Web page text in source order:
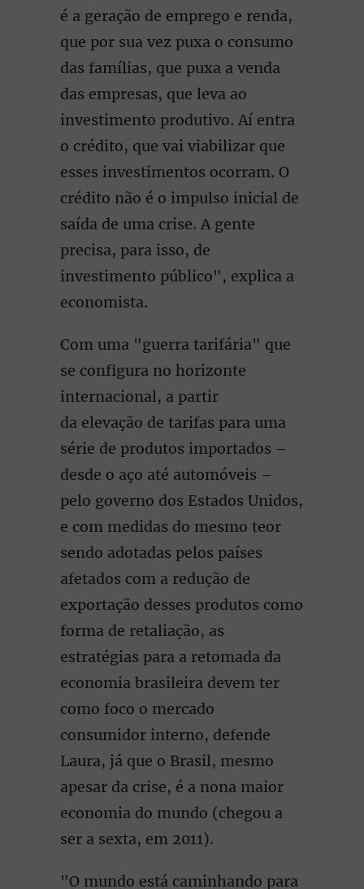
é a geração de emprego e renda,
que por sua vez puxa o consumo
das famílias, que puxa a venda
das empresas, que leva ao
investimento produtivo. Aí entra
o crédito, que vai viabilizar que
esses investimentos ocorram. O
crédito não é o impulso inicial de
saída de uma crise. A gente
precisa, para isso, de
investimento público", explica a
economista.
Com uma "guerra tarifária" que
se configura no horizonte
internacional, a partir
da elevação de tarifas para uma
série de produtos importados –
desde o aço até automóveis –
pelo governo dos Estados Unidos,
e com medidas do mesmo teor
sendo adotadas pelos países
afetados com a redução de
exportação desses produtos como
forma de retaliação, as
estratégias para a retomada da
economia brasileira devem ter
como foco o mercado
consumidor interno, defende
Laura, já que o Brasil, mesmo
apesar da crise, é a nona maior
economia do mundo (chegou a
ser a sexta, em 2011).
"O mundo está caminhando para